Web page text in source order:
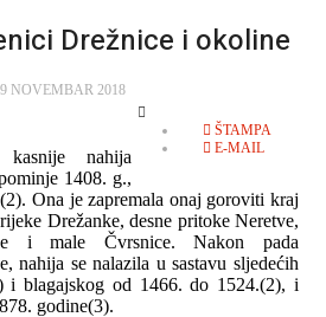
Drežnice i okoline
NOVEMBAR 2018
ŠTAMPA
E-MAIL
kasnije nahija
1408. g.,
Ona je zapremala onaj goroviti kraj
Drežanke, desne pritoke Neretve,
i male Čvrsnice. Nakon pada
nahija se nalazila u sastavu sljedećih
i blagajskog od 1466. do 1524.(2), i
godine(3).